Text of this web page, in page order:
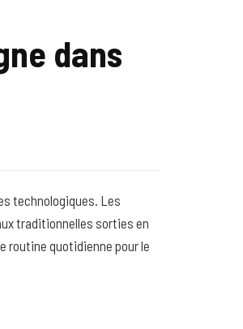
dans
technologiques. Les
traditionnelles sorties en
routine quotidienne pour le